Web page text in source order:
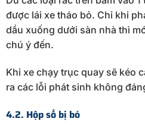
được lái xe tháo bỏ. Chỉ khi
dầu xuống dưới sàn nhà thì
chú ý đến.
Khi xe chạy trục quay sẽ kéo
ra các lỗi phát sinh không
4.2. Hộp số bị bó